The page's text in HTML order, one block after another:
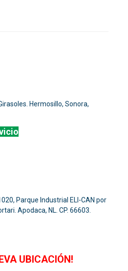
Hermosillo, Sonora,
Parque Industrial ELI-CAN por
Apodaca, NL. CP. 66603.
UBICACIÓN!